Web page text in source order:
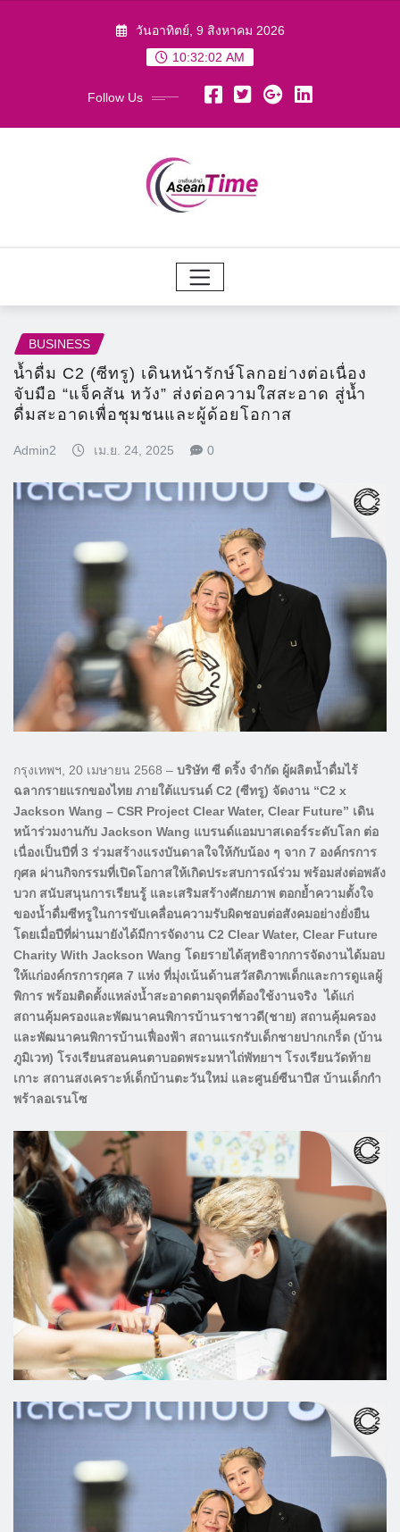
วันอาทิตย์, 9 สิงหาคม 2026
10:32:05 AM
Follow Us
BUSINESS
น้ำดื่ม C2 (ซีทรู) เดินหน้ารักษ์โลกอย่างต่อเนื่อง
จับมือ “แจ็คสัน หวัง” ส่งต่อความใสสะอาด สู่น้ำ
ดื่มสะอาดเพื่อชุมชนและผู้ด้อยโอกาส
Admin2 เม.ย. 24, 2025 0
กรุงเทพฯ, 20 เมษายน 2568 – บริษัท ซี ดริ้ง จำกัด ผู้ผลิตน้ำดื่มไร้
ฉลากรายแรกของไทย ภายใต้แบรนด์ C2 (ซีทรู) จัดงาน “C2 x
Jackson Wang – CSR Project Clear Water, Clear Future” เดิน
หน้าร่วมงานกับ Jackson Wang แบรนด์แอมบาสเดอร์ระดับโลก ต่อ
เนื่องเป็นปีที่ 3 ร่วมสร้างแรงบันดาลใจให้กับน้อง ๆ จาก 7 องค์กรการ
กุศล ผ่านกิจกรรมที่เปิดโอกาสให้เกิดประสบการณ์ร่วม พร้อมส่งต่อพลัง
บวก สนับสนุนการเรียนรู้ และเสริมสร้างศักยภาพ ตอกย้ำความตั้งใจ
ของน้ำดื่มซีทรูในการขับเคลื่อนความรับผิดชอบต่อสังคมอย่างยั่งยืน
โดยเมื่อปีที่ผ่านมายังได้มีการจัดงาน C2 Clear Water, Clear Future
Charity With Jackson Wang โดยรายได้สุทธิจากการจัดงานได้มอบ
ให้แก่องค์กรการกุศล 7 แห่ง ที่มุ่งเน้นด้านสวัสดิภาพเด็กและการดูแลผู้
พิการ พร้อมติดตั้งแหล่งน้ำสะอาดตามจุดที่ต้องใช้งานจริง ได้แก่
สถานคุ้มครองและพัฒนาคนพิการบ้านราชาวดี(ชาย) สถานคุ้มครอง
และพัฒนาคนพิการบ้านเฟื่องฟ้า สถานแรกรับเด็กชายปากเกร็ด (บ้าน
ภูมิเวท) โรงเรียนสอนคนตาบอดพระมหาไถ่พัทยาฯ โรงเรียนวัดท้าย
เกาะ สถานสงเคราะห์เด็กบ้านตะวันใหม่ และศูนย์ซีนาปีส บ้านเด็กกำ
พร้าลอเรนโซ